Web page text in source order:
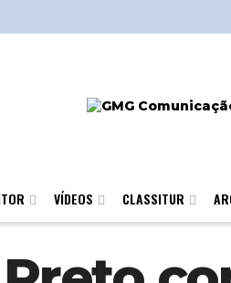
VÍDEOS CLASSITUR